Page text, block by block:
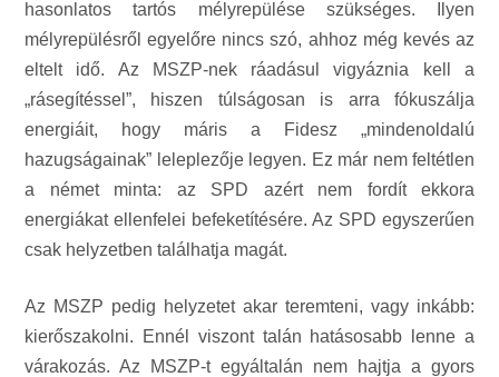
hasonlatos tartós mélyrepülése szükséges. Ilyen
mélyrepülésről egyelőre nincs szó, ahhoz még kevés az
eltelt idő. Az MSZP-nek ráadásul vigyáznia kell a
„rásegítéssel”, hiszen túlságosan is arra fókuszálja
energiáit, hogy máris a Fidesz „mindenoldalú
hazugságainak” leleplezője legyen. Ez már nem feltétlen
a német minta: az SPD azért nem fordít ekkora
energiákat ellenfelei befeketítésére. Az SPD egyszerűen
csak helyzetben találhatja magát.
Az MSZP pedig helyzetet akar teremteni, vagy inkább:
kierőszakolni. Ennél viszont talán hatásosabb lenne a
várakozás. Az MSZP-t egyáltalán nem hajtja a gyors